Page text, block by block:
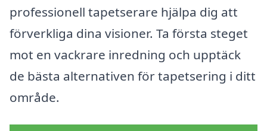
professionell tapetserare hjälpa dig att
förverkliga dina visioner. Ta första steget
mot en vackrare inredning och upptäck
de bästa alternativen för tapetsering i ditt
område.